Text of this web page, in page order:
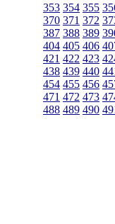
353 354 355
370 371 372
387 388 389
404 405 406
421 422 423
438 439 440
454 455 456
471 472 473
488 489 490